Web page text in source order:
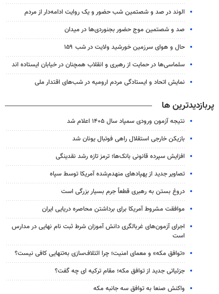
الوند در صد و شصتمین شب حضور و یک روایت ادامه‌دار از مردم
صد و شصتمین موج حضور بجنوردی‌ها در میدان
حال و هوای سرزمین خورشید ولایت در شب ۱۵۹
سلماسی‌ها در حمایت از رهبری و انقلاب همچنان در خیابان ایستاده اند
نمایش اتحاد و ایستادگی مردم ارومیه در شب‌های اقتدار ملی
پربازدیدترین ها
نتیجه آزمون ورودی سمپاد سال ۱۴۰۵ اعلام شد
بازیکن خارجی استقلال راهی فوتبال یونان شد
افزایش سپرده قانونی بانک‌ها؛ ترمز تازه رشد نقدینگی
تصاویر جدید از پهپادهای منهدم‌شده آمریکا توسط سپاه
دروغ بستن به رهبری قطعاً جرم بسیار بزرگی است
موافقت مشروط آمریکا برای برداشتن محاصره دریایی ایران
اجرای آزمون‌های غربالگری دانش آموزان شرط ثبت نام نهایی در مدارس
است
«توافق مکه» و معمای امنیت؛ چرا ائتلاف‌سازی به‌تنهایی کافی نیست؟
جزئیاتی جدید از توافق مکه؛ مقام ترکیه ای چه گفت؟
واکنش صنعا به توافق سه جانبه مکه